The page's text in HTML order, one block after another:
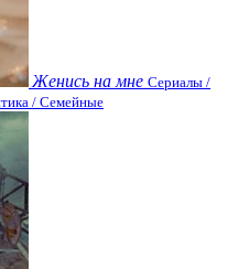
Женись на мне Сериалы /
/ Семейные